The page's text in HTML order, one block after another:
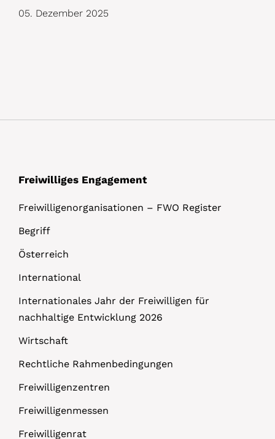
D
05. Dezember 2025
Freiwilliges Engagement
Freiwilligenorganisationen – FWO Register
Begriff
Österreich
International
Internationales Jahr der Freiwilligen für
nachhaltige Entwicklung 2026
Wirtschaft
Rechtliche Rahmenbedingungen
Freiwilligenzentren
Freiwilligenmessen
Freiwilligenrat